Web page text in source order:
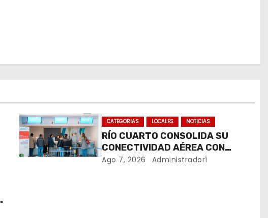
CATEGORIAS LOCALES NOTICIAS
RÍO CUARTO CONSOLIDA SU
CONECTIVIDAD AÉREA CON
CUATRO VUELOS SEMANALES A
Ago 7, 2026 Administrador1